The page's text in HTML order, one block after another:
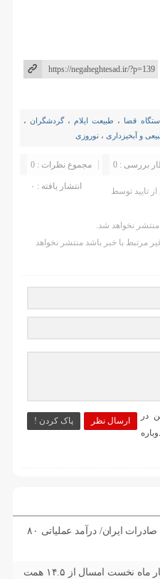
قضا ، طبیعت ایلام،گردشگران،
و آبخیزداری ، نوروزی
مجموع نظرات : 0 بررسی : 0
انتشار یافته : ۰
تایید توسط
منتشر نخواهد شد.
مرتبط با خبر باشد منتشر نخواهد
ارسال نظر پاک کردن !
در
تغییر مثبت در عملکرد مالی بانک صادرات ایران/ درآمد عملیاتی ۸۰
حق بیمه تولیدی بیمه ملت در چهار ماه نخست امسال از ۱۴.۵ همت